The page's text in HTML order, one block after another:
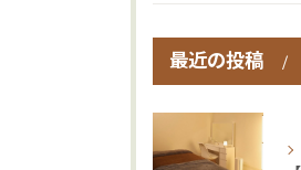
最近の投稿